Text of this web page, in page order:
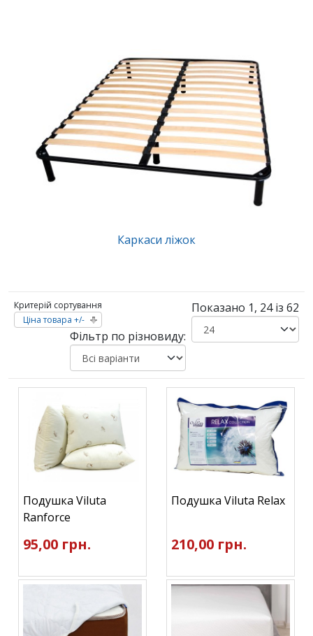
Каркаси ліжок
Критерій сортування
Ціна товара +/-
Показано 1, 24 із 62
Фільтр по різновиду:
Подушка Viluta
Ranforce
95,00 грн.
Подушка Viluta Relax
210,00 грн.